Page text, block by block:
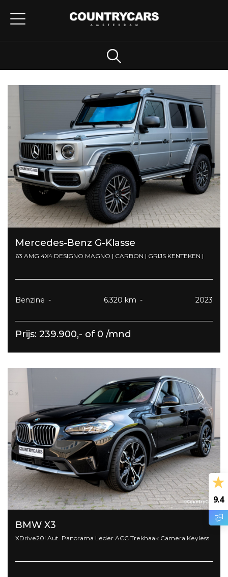
9.4
Mercedes-Benz G-Klasse
63 AMG 4X4 DESIGNO MAGNO | CARBON | GRIJS KENTEKEN |
Benzine 6.320 km 2023
Prijs: 239.900,- of 0 /mnd
BMW X3
XDrive20i Aut. Panorama Leder ACC Trekhaak Camera Keyless